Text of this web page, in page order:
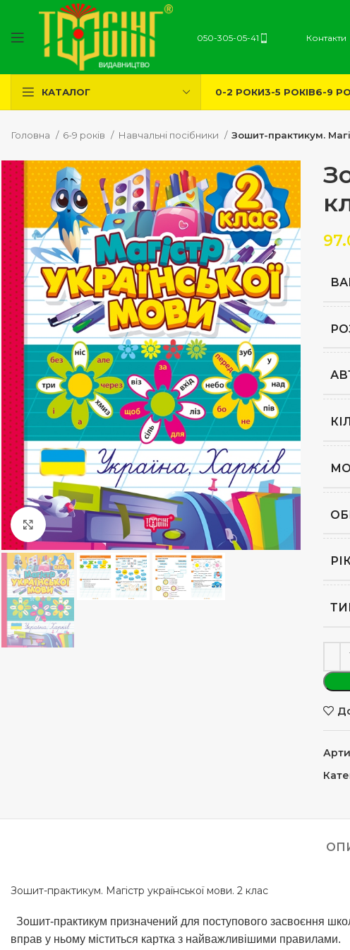
050-305-05-41 Контакти
КАТАЛОГ 0-2 РОКИ3-5 РОКІВ6-9
Головна 6-9 років Навчальні посібники Зошит-практикум.
Клацніть, щоб збільшити
Зошит-практикум. Магістр української мови. 2 клас
Зошит-практикум призначений для поступового засвоєння
вправ у ньому міститься картка з найважливішими правилами.